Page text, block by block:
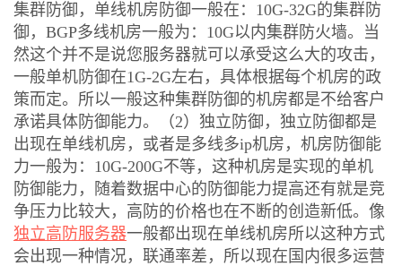
集群防御，单线机房防御一般在：10G-32G的集群防
御，BGP多线机房一般为：10G以内集群防火墙。当
然这个并不是说您服务器就可以承受这么大的攻击，
一般单机防御在1G-2G左右，具体根据每个机房的政
策而定。所以一般这种集群防御的机房都是不给客户
承诺具体防御能力。（2）独立防御，独立防御都是
出现在单线机房，或者是多线多ip机房，机房防御能
力一般为：10G-200G不等，这种机房是实现的单机
防御能力，随着数据中心的防御能力提高还有就是竞
争压力比较大，高防的价格也在不断的创造新低。像
独立高防服务器一般都出现在单线机房所以这种方式
会出现一种情况，联通率差，所以现在国内很多运营